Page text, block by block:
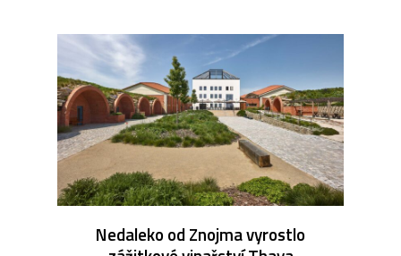
Nedaleko od Znojma vyrostlo